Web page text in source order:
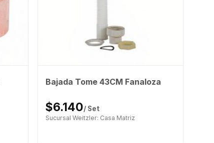
Bajada Tome 43CM Fanaloza
$6.140/ Set
Sucursal Weitzler: Casa Matriz